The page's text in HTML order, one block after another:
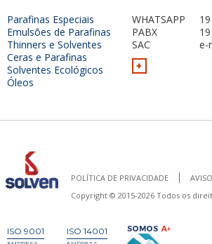
Parafinas Especiais
Emulsões de Parafinas
Thinners e Solventes
Ceras e Parafinas
Solventes Ecológicos
Óleos
WHATSAPP
PABX
SAC
+
19
19
e-
POLÍTICA DE PRIVACIDADE
Copyright © 2015-2026 Todos os
ISO 9001 ISO 14001